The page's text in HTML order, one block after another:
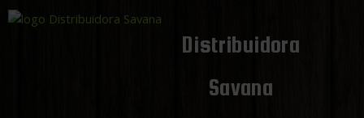
Distribuidora
Savana